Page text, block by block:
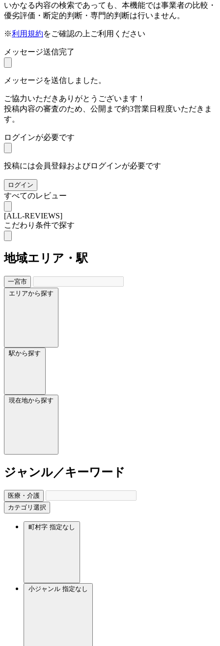
いかなる内容の検索であっても、本機能では事業者の比較・
優劣評価・断定的判断・専門的判断は行いません。
※利用規約をご確認の上ご利用ください
メッセージ送信完了
メッセージを送信しました。
ご協力いただきありがとうございます！
投稿内容の審査のため、公開まで約3営業日程度いただきま
す。
ログインが必要です
投稿には会員登録およびログインが必要です
ログイン
すべてのレビュー
[ALL-REVIEWS]
こだわり条件で探す
地域エリア・駅
一宮市
エリアから探す
駅から探す
現在地から探す
ジャンル／キーワード
医療・介護
カテゴリ選択
町村字 指定なし
小ジャンル 指定なし